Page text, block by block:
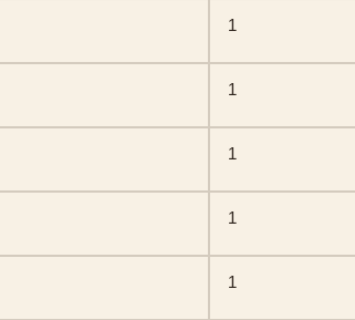
1
1
1
1
1